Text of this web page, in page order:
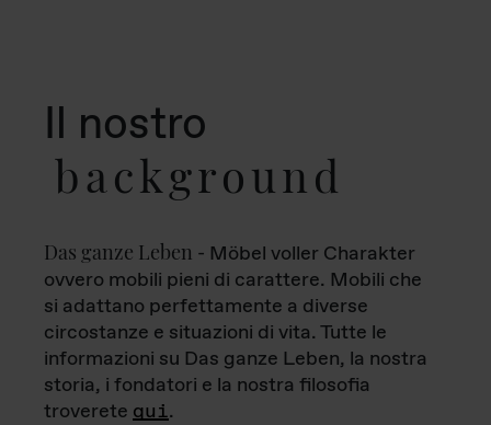
Il nostro
background
Das ganze Leben - Möbel voller Charakter
ovvero mobili pieni di carattere. Mobili che
si adattano perfettamente a diverse
circostanze e situazioni di vita. Tutte le
informazioni su Das ganze Leben, la nostra
storia, i fondatori e la nostra filosofia
troverete qui.